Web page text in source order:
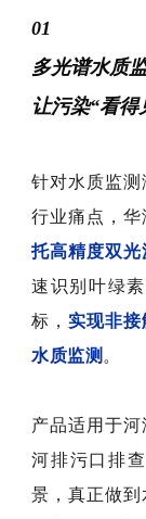
01
多光谱水质
让污染“看得
针对水质监
行业痛点，华
托高精度双
速识别叶绿
标， 实现非接
水质监测 。
产品适用于
河排污口排
景，真正做到